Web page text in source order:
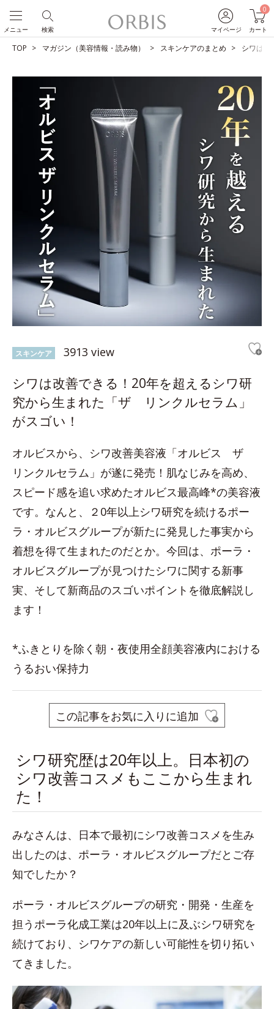
マイページ
0
カート
検索
メニュー
TOP マガジン（美容情報・読み物） スキンケアのまとめ シワは
スキンケア 3913 view
シワは改善できる！20年を超えるシワ研
究から生まれた「ザ リンクルセラム」
がスゴい！
オルビスから、シワ改善美容液「オルビス ザ
リンクルセラム」が遂に発売！肌なじみを高め、
スピード感を追い求めたオルビス最高峰*の美容液
です。なんと、２0年以上シワ研究を続けるポー
ラ・オルビスグループが新たに発見した事実から
着想を得て生まれたのだとか。今回は、ポーラ・
オルビスグループが見つけたシワに関する新事
実、そして新商品のスゴいポイントを徹底解説し
ます！
*ふきとりを除く朝・夜使用全顔美容液内における
うるおい保持力
この記事をお気に入りに追加
シワ研究歴は20年以上。日本初の
シワ改善コスメもここから生まれ
た！
みなさんは、日本で最初にシワ改善コスメを生み
出したのは、ポーラ・オルビスグループだとご存
知でしたか？
ポーラ・オルビスグループの研究・開発・生産を
担うポーラ化成工業は20年以上に及ぶシワ研究を
続けており、シワケアの新しい可能性を切り拓い
てきました。